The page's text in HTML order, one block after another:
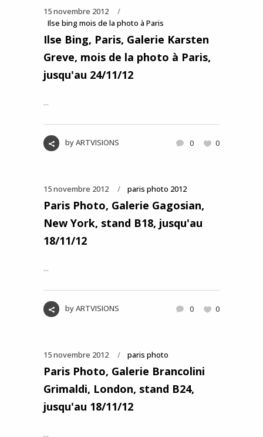
15 novembre 2012
Ilse bing mois de la photo à Paris
Ilse Bing, Paris, Galerie Karsten
Greve, mois de la photo à Paris,
jusqu'au 24/11/12
...
byARTVISIONS 0 0
15 novembre 2012 paris photo 2012
Paris Photo, Galerie Gagosian,
New York, stand B18, jusqu'au
18/11/12
...
byARTVISIONS 0 0
15 novembre 2012 paris photo
Paris Photo, Galerie Brancolini
Grimaldi, London, stand B24,
jusqu'au 18/11/12
...